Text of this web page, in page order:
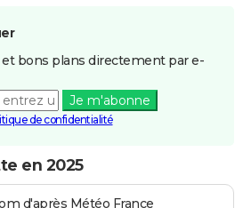
et bons plans directement par e-
Je m'abonne
de confidentialité
en 2025
d'après Météo France